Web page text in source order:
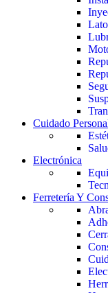
Cuidado
Electrónica
Ferretería Y